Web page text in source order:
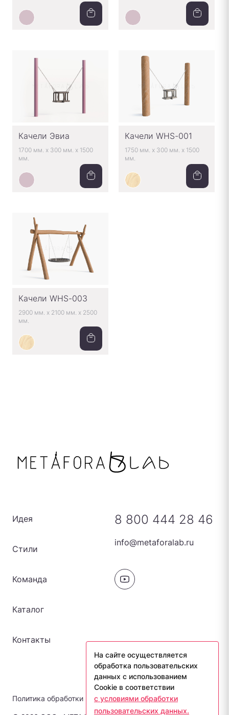
Качели Эвиа
1700 мм. x 300 мм. x 1500
мм.
Качели WHS-001
1750 мм. x 300 мм. x 1500
мм.
Качели WHS-003
2900 мм. x 2100 мм. x 2500
мм.
Политика обработки персональных данных
Идея
Стили
Команда
Каталог
Контакты
8 800 444 28 46
info@metaforalab.ru
На сайте осуществляется
обработка пользовательских
данных с использованием
Cookie в соответствии
с условиями обработки
пользовательских данных.